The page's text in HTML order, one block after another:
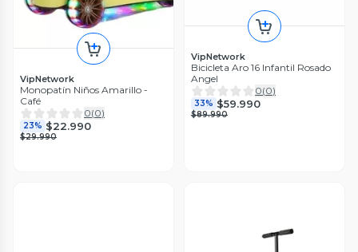
VipNetwork
Monopatín Niños Amarillo -
Café
0(0)
23% $22.990
$29.990
VipNetwork
Bicicleta Aro 16 Infantil Rosado
Angel
0(0)
33% $59.990
$89.990